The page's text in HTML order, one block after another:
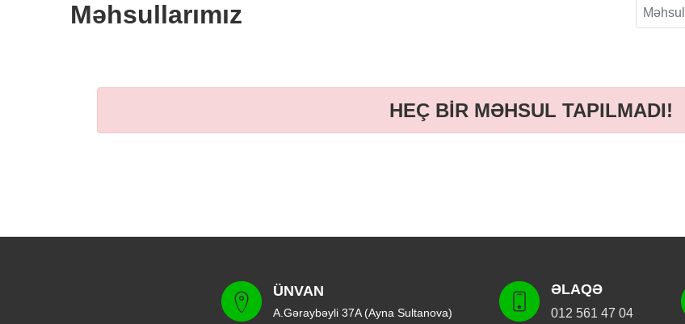
Məhsullarımız
HEÇ BİR MƏHSUL TAPILMADI!
ÜNVAN
A.Gəraybəyli 37A (Ayna Sultanova)
ƏLAQƏ
012 561 47 04